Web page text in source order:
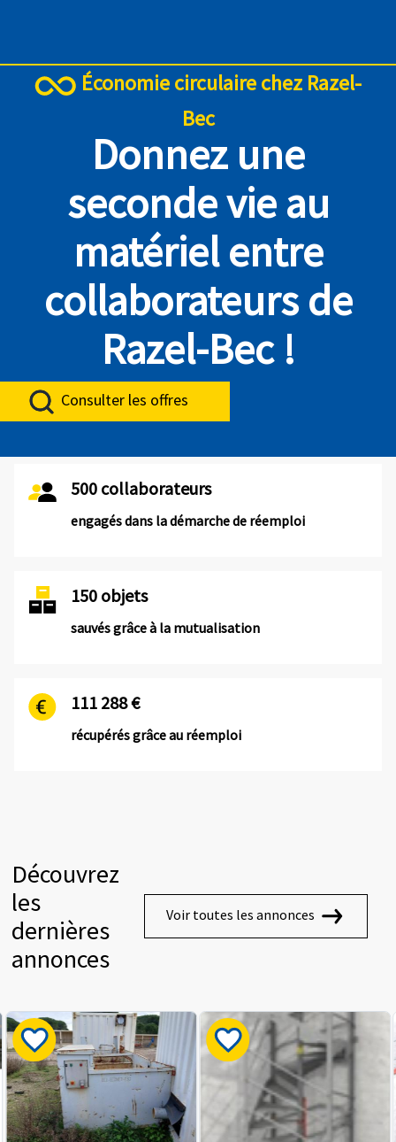
Économie circulaire chez Razel-
Bec
Donnez une
seconde vie au
matériel entre
collaborateurs de
Razel-Bec !
Consulter les offres
500 collaborateurs
engagés dans la démarche de réemploi
150 objets
sauvés grâce à la mutualisation
111 288 €
récupérés grâce au réemploi
Découvrez
les
dernières
annonces
Voir toutes les annonces